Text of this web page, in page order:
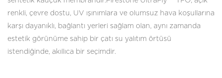
renkli, çevre dostu, UV ışınımlara ve olumsuz hava koşullarına
karşı dayanıklı, bağlantı yerleri sağlam olan, aynı zamanda
estetik görünüme sahip bir çatı su yalıtım örtüsü
istendiğinde, akıllıca bir seçimdir.